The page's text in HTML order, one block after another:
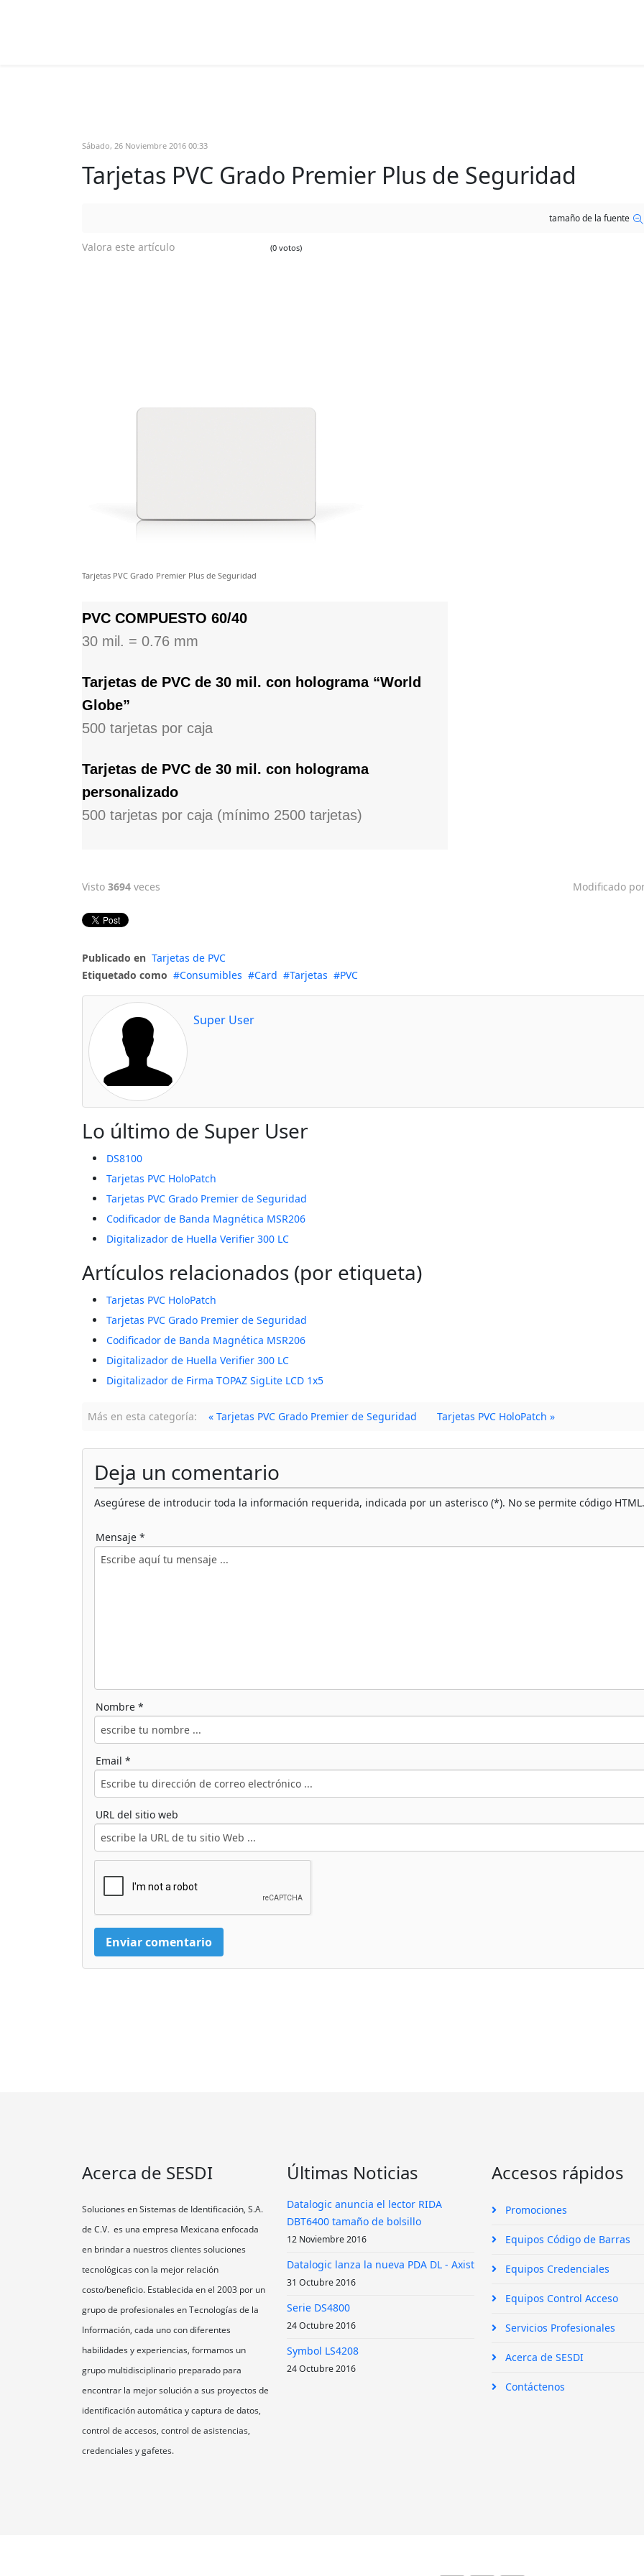
Sábado, 26 Noviembre 2016 00:33
Tarjetas PVC Grado Premier Plus de Seguridad
tamaño de la fuente
Valora este artículo (0 votos)
Tarjetas PVC Grado Premier Plus de Seguridad
PVC COMPUESTO 60/40
30 mil. = 0.76 mm
Tarjetas de PVC de 30 mil. con holograma “World
Globe”
500 tarjetas por caja
Tarjetas de PVC de 30 mil. con holograma
personalizado
500 tarjetas por caja (mínimo 2500 tarjetas)
Visto 3694 veces Modificado
Publicado en Tarjetas de PVC
Etiquetado como
Consumibles Card Tarjetas PVC
Super User
Lo último de Super User
DS8100
Tarjetas PVC HoloPatch
Tarjetas PVC Grado Premier de Seguridad
Codificador de Banda Magnética MSR206
Digitalizador de Huella Verifier 300 LC
Artículos relacionados (por etiqueta)
Tarjetas PVC HoloPatch
Tarjetas PVC Grado Premier de Seguridad
Codificador de Banda Magnética MSR206
Digitalizador de Huella Verifier 300 LC
Digitalizador de Firma TOPAZ SigLite LCD 1x5
Más en esta categoría: « Tarjetas PVC Grado Premier de Seguridad Tarjetas PVC HoloPatch »
Deja un comentario
Asegúrese de introducir toda la información requerida, indicada por un asterisco (*). No se permite código HTML.
Mensaje *
Nombre *
Email *
URL del sitio web
Acerca de SESDI
Soluciones en Sistemas de Identificación, S.A.
de C.V. es una empresa Mexicana enfocada
en brindar a nuestros clientes soluciones
tecnológicas con la mejor relación
costo/beneficio. Establecida en el 2003 por un
grupo de profesionales en Tecnologías de la
Información, cada uno con diferentes
habilidades y experiencias, formamos un
grupo multidisciplinario preparado para
encontrar la mejor solución a sus proyectos de
identificación automática y captura de datos,
control de accesos, control de asistencias,
credenciales y gafetes.
Últimas Noticias
Datalogic anuncia el lector RIDA
DBT6400 tamaño de bolsillo
12 Noviembre 2016
Datalogic lanza la nueva PDA DL - Axist
31 Octubre 2016
Serie DS4800
24 Octubre 2016
Symbol LS4208
24 Octubre 2016
Accesos rápidos
Promociones
Equipos Código de Barras
Equipos Credenciales
Equipos Control Acceso
Servicios Profesionales
Acerca de SESDI
Contáctenos